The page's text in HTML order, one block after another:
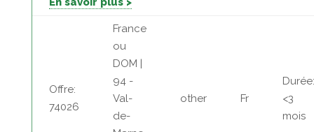
Offre:
74026
France
ou
DOM |
94 -
Val-
de-
other Fr
Durée:
<3
mois